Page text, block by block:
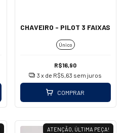
CHAVEIRO - PILOT 3 FAIXAS
Único
R$16,90
3 x de R$5,63 sem juros
COMPRAR
ATENÇÃO, ÚLTIMA PEÇA!